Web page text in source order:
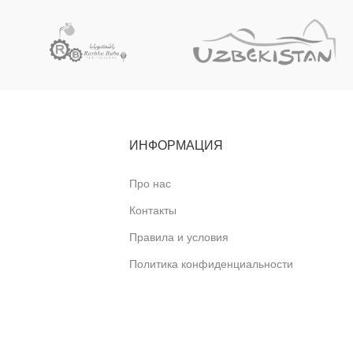
ИНФОРМАЦИЯ
Про нас
Контакты
Правила и условия
Политика конфиденциальности